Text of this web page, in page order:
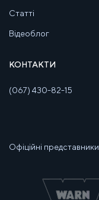
Статті
Відеоблог
КОНТАКТИ
(067) 430-82-15
Офіційні представники